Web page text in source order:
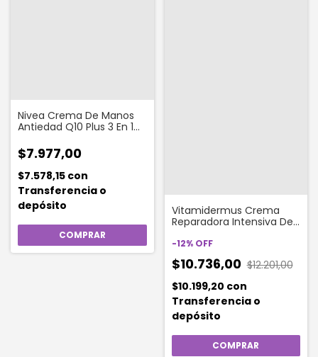
Nivea Crema De Manos
Antiedad Q10 Plus 3 En 1
Ml
$7.977,00
$7.578,15 con
Transferencia o
depósito
Vitamidermus Crema
Reparadora Intensiva De
-12% OFF
$10.736,00 $12.201,00
$10.199,20 con
Transferencia o
depósito